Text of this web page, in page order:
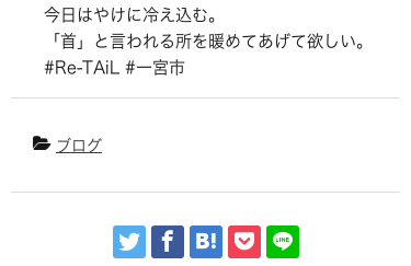
今日はやけに冷え込む。
「首」と言われる所を暖めてあげて欲しい。
#Re-TAiL #一宮市
ブログ